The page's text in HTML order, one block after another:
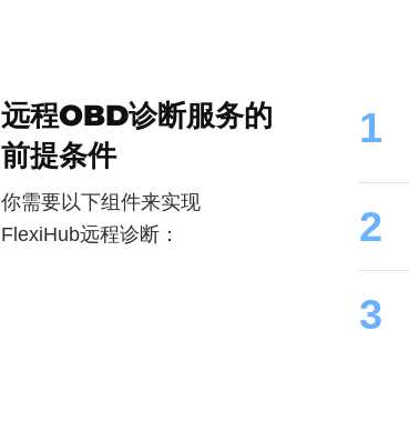
远程OBD诊断服务的
前提条件
你需要以下组件来实现
FlexiHub远程诊断：
1
2
3